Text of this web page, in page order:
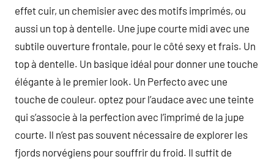
effet cuir, un chemisier avec des motifs imprimés, ou
aussi un top à dentelle. Une jupe courte midi avec une
subtile ouverture frontale, pour le côté sexy et frais. Un
top à dentelle. Un basique idéal pour donner une touche
élégante à le premier look. Un Perfecto avec une
touche de couleur. optez pour l’audace avec une teinte
qui s’associe à la perfection avec l’imprimé de la jupe
courte. Il n’est pas souvent nécessaire de explorer les
fjords norvégiens pour souffrir du froid. Il suffit de